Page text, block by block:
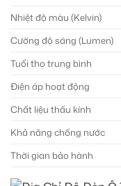
Nhiệt độ màu (Kelvin)
Cường độ sáng (Lumen)
Tuổi thọ trung bình
Điện áp hoạt động
Chất liệu thấu kính
Khả năng chống nước
Thời gian bảo hành